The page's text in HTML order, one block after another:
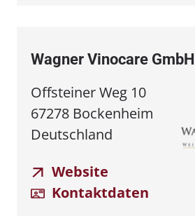
Wagner Vinocare GmbH
Offsteiner Weg 10
67278 Bockenheim
Deutschland
Website
Kontaktdaten